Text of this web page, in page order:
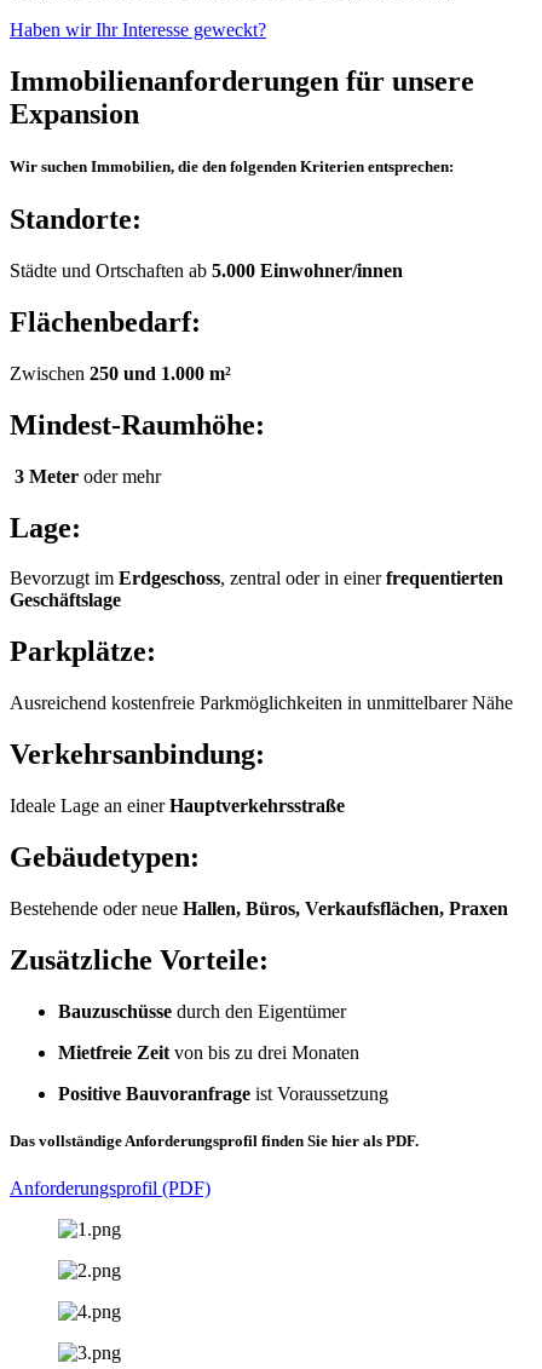
Haben wir Ihr Interesse geweckt?
Immobilienanforderungen für unsere
Expansion
Wir suchen Immobilien, die den folgenden Kriterien entsprechen:
Standorte:
Städte und Ortschaften ab 5.000 Einwohner/innen
Flächenbedarf:
Zwischen 250 und 1.000 m²
Mindest-Raumhöhe:
3 Meter oder mehr
Lage:
Bevorzugt im Erdgeschoss, zentral oder in einerfrequentierten
Geschäftslage
Parkplätze:
Ausreichend kostenfreie Parkmöglichkeiten in unmittelbarer Nähe
Verkehrsanbindung:
Ideale Lage an einerHauptverkehrsstraße
Gebäudetypen:
Bestehende oder neue Hallen, Büros, Verkaufsflächen, Praxen
Zusätzliche Vorteile:
Bauzuschüsse durch den Eigentümer
Mietfreie Zeit von bis zu drei Monaten
Positive Bauvoranfrage ist Voraussetzung
Das vollständige Anforderungsprofil finden Sie hier als PDF.
Anforderungsprofil (PDF)